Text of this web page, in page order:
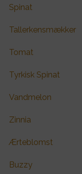
Spinat
Tallerkensmækker
Tomat
Tyrkisk Spinat
Vandmelon
Zinnia
Ærteblomst
Buzzy